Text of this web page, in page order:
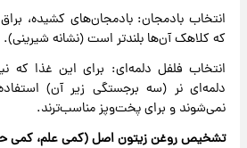
انتخاب بادمجان: بادمجان‌های کشیده،
که کلاهک آن‌ها بلندتر است (نشانه شیرینی).
انتخاب فلفل دلمه‌ای: برای این غذا که
دلمه‌ای نر (سه برجستگی زیر آن)
نمی‌شوند و برای پخت‌وپز مناسب‌ترند.
تشخیص روغن زیتون اصل (کمی علم،